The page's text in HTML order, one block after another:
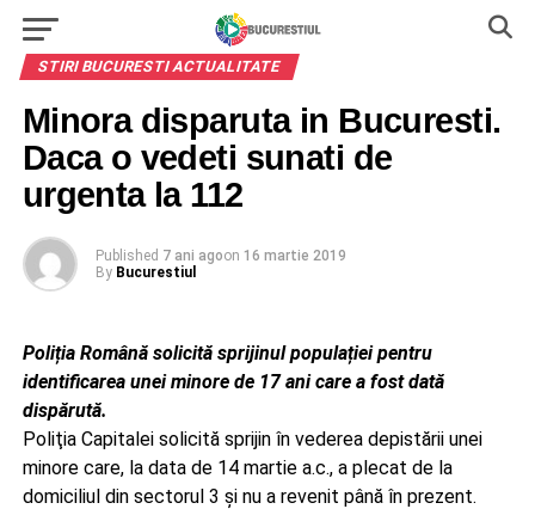
STIRI BUCURESTI ACTUALITATE
Minora disparuta in Bucuresti.
Daca o vedeti sunati de
urgenta la 112
Published 7 ani agoon 16 martie 2019
By Bucurestiul
Poliția Română solicită sprijinul populației pentru
identificarea unei minore de 17 ani care a fost dată
dispărută.
Poliţia Capitalei solicită sprijin în vederea depistării unei
minore care, la data de 14 martie a.c., a plecat de la
domiciliul din sectorul 3 şi nu a revenit până în prezent.